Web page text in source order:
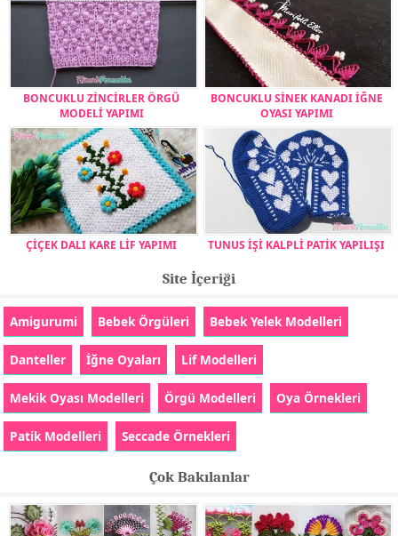
BONCUKLU ZİNCİRLER ÖRGÜ
MODELİ YAPIMI
BONCUKLU SİNEK KANADI İĞNE
OYASI YAPIMI
ÇİÇEK DALI KARE LİF YAPIMI TUNUS İŞİ KALPLİ PATİK YAPILIŞI
Site İçeriği
Amigurumi Bebek Örgüleri Bebek Yelek Modelleri
Danteller İğne Oyaları Lif Modelleri
Mekik Oyası Modelleri Örgü Modelleri Oya Örnekleri
Patik Modelleri Seccade Örnekleri
Çok Bakılanlar